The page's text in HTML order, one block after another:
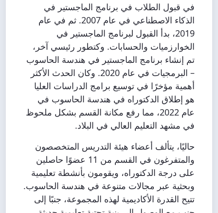
في قبول الطلاب في برنامج الماجستير في
الذكاء الاصطناعي في عام 2007. ثم في عام
2019، بدأ القبول لبرنامج الماجستير في
الخوارزميات والحسابات. وكتطور رئيسي آخر،
تم إنشاء برنامج الماجستير في هندسة الحاسوب
– البرمجيات في عام 2020. وكان الحدث الأكثر
أهمية مؤخرًا في توسيع برامج الدراسات العليا
هو إطلاق الدكتوراه في هندسة الحاسوب في
عام 2022، مما رفع مكانة القسم بشكل ملحوظ
في مشهد التعليم العالي في البلاد.
حاليًا، يتألف أعضاء هيئة التدريس المتخصصون
والمتفرغون في القسم من 11 عضوًا حاصلين
على درجة الدكتوراه، ويقومون بأنشطة تعليمية
وبحثية عبر مجالات متنوعة في هندسة الحاسوب.
تتيح القدرة الأكاديمية لهذه المجموعة، جنبًا إلى